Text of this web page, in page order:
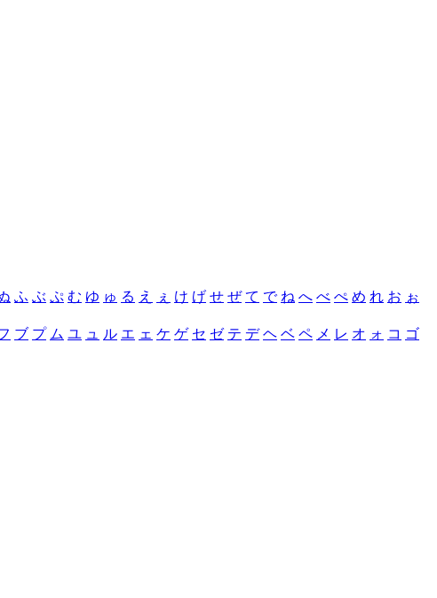
ふ ぶ ぷ む ゆ ゅ る え ぇ け げ せ ぜ て で ね へ べ ぺ め れ お ぉ
ブ プ ム ユ ュ ル エ ェ ケ ゲ セ ゼ テ デ ヘ ベ ペ メ レ オ ォ コ ゴ